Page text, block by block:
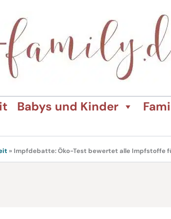
Babys und Kinder
» Impfdebatte: Öko-Test bewertet alle Impfstoffe